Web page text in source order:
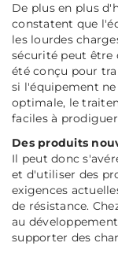
De plus en plus
constatent que
les lourdes
sécurité peut être
été conçu pour
si l'équipement
optimale, le
faciles à
Des produits
Il peut donc
et d'utiliser des
exigences
de résistance.
au
supporter des